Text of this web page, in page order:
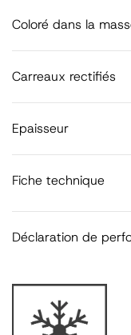
Coloré dans la
Carreaux rectifiés
Epaisseur
Fiche technique
Déclaration de